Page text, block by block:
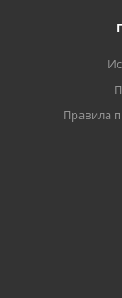
Правила